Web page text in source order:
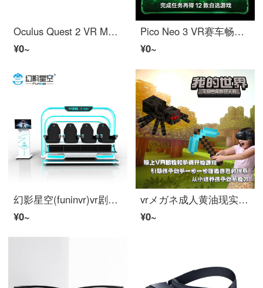
Oculus Quest 2 VR MeganeMAXintelligent头显リズム光剑全景视频VR体性感觉游戏机Oculus Quest 2 128 G
¥0~
Pico Neo 3 VR赛车畅玩steam骁龙VR MeganeWireless串流4 K体性感觉游戏机2022前卫通行证
¥0~
幻影星空(funinvr)vr剧场大型vr游戏装置一套vr巴查尔现实山车
¥0~
vrメガネ成人黄油现实MC 3 dメガネMC游戏vrBluetooth机器vrメガネ児童节児童vr VRメガネ+Handle
¥0~